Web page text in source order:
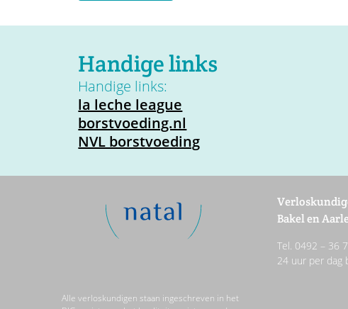
Handige links
Handige links:
la leche league
borstvoeding.nl
NVL borstvoeding
Alle verloskundigen staan ingeschreven in het
Bakel en
Tel. 0492 – 36
24 uur per dag